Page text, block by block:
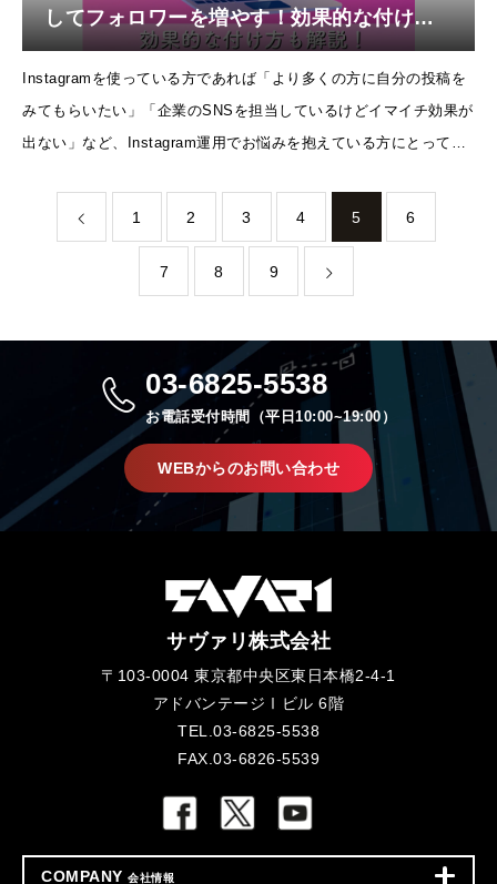
してフォロワーを増やす！効果的な付け方
を解説！
Instagramを使っている方であれば「より多くの方に自分の投稿を
みてもらいたい」「企業のSNSを担当しているけどイマイチ効果が
出ない」など、Instagram運用でお悩みを抱えている方にとってハ
1 2 3 4 5 6
7 8 9
03-6825-5538
お電話受付時間（平日10:00~19:00）
WEBからのお問い合わせ
サヴァリ株式会社
〒103-0004 東京都中央区東日本橋2-4-1
アドバンテージⅠビル 6階
TEL.03-6825-5538
FAX.03-6826-5539
COMPANY 会社情報